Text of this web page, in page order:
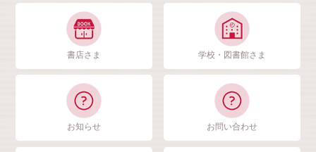
書店さま 学校・図書館さま
お知らせ お問い合わせ